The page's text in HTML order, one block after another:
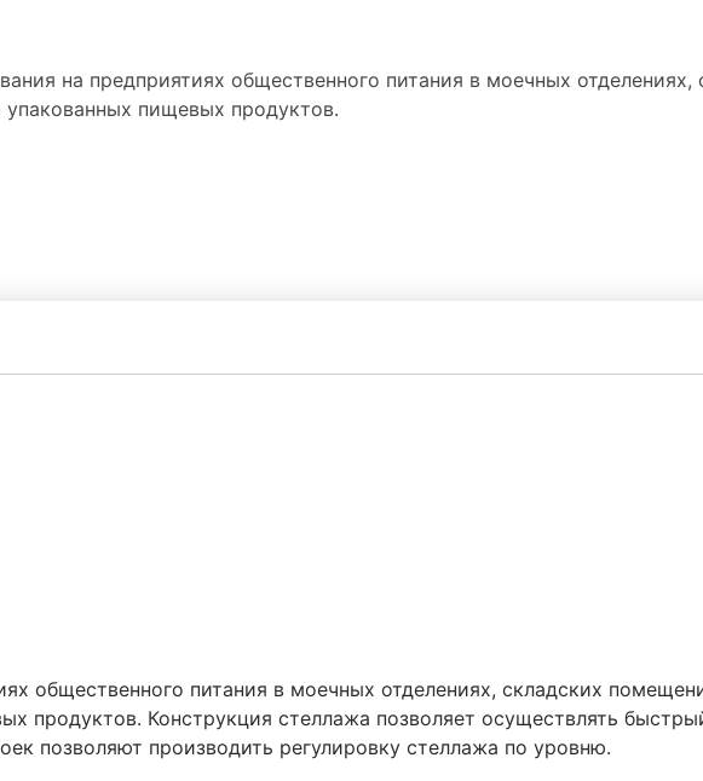
на предприятиях общественного питания в моечных
пищевых продуктов.
общественного питания в моечных отделениях, складских
продуктов. Конструкция стеллажа позволяет осуществлять
позволяют производить регулировку стеллажа по уровню.